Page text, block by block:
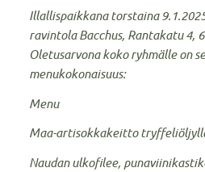
Illallispaikkana torstaina
ravintola Bacchus, Rantakatu 4,
Oletusarvona koko ryhmälle on
menukokonaisuus:
Menu
Maa-artisokkakeitto
Naudan ulkofilee,